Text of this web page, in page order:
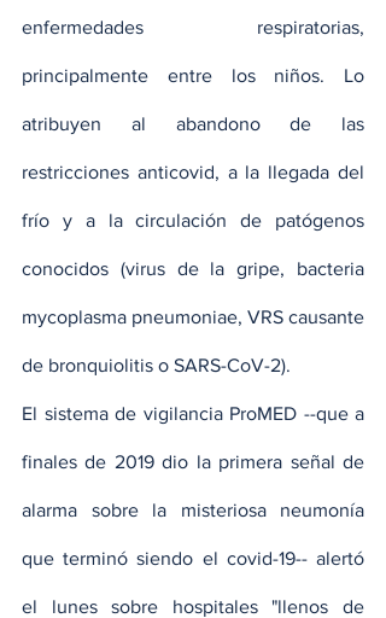
enfermedades respiratorias,
principalmente entre los niños. Lo
atribuyen al abandono de las
restricciones anticovid, a la llegada del
frío y a la circulación de patógenos
conocidos (virus de la gripe, bacteria
mycoplasma pneumoniae, VRS causante
de bronquiolitis o SARS-CoV-2).
El sistema de vigilancia ProMED --que a
finales de 2019 dio la primera señal de
alarma sobre la misteriosa neumonía
que terminó siendo el covid-19-- alertó
el lunes sobre hospitales "llenos de